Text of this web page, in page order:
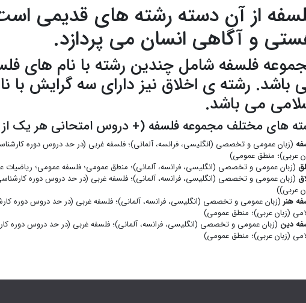
از آن دسته رشته های قدیمی
و آگاهی انسان می پردازد.
فلسفه شامل چندین رشته با نام های
باشد. رشته ی اخلاق نیز دارای سه گرایش با
می باشد.
های مختلف مجموعه فلسفه (+ دروس امتحانی هر یک
(زبان عمومی و تخصصی (انگلیسی، فرانسه، آلمانی)؛ فلسفه غربی (در حد دروس دوره
عربی)؛ منطق عمومی)
(زبان عمومی و تخصصی (انگلیسی، فرانسه، آلمانی)؛ منطق عمومی؛ فلسفه عمومی؛ ریاضیات
(زبان عمومی و تخصصی (انگلیسی، فرانسه، آلمانی)؛ فلسفه غربی (در حد دروس دوره
عربی))
هنر (زبان عمومی و تخصصی (انگلیسی، فرانسه، آلمانی)؛ فلسفه غربی (در حد دروس دوره
(زبان عربی)؛ منطق عمومی)
دین (زبان عمومی و تخصصی (انگلیسی، فرانسه، آلمانی)؛ فلسفه غربی (در حد دروس دوره
(زبان عربی)؛ منطق عمومی)